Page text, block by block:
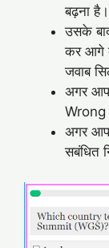
बढ़ना है।
उसके
कर आगे
जवाब
अगर
Wrong
अगर
सबंधित